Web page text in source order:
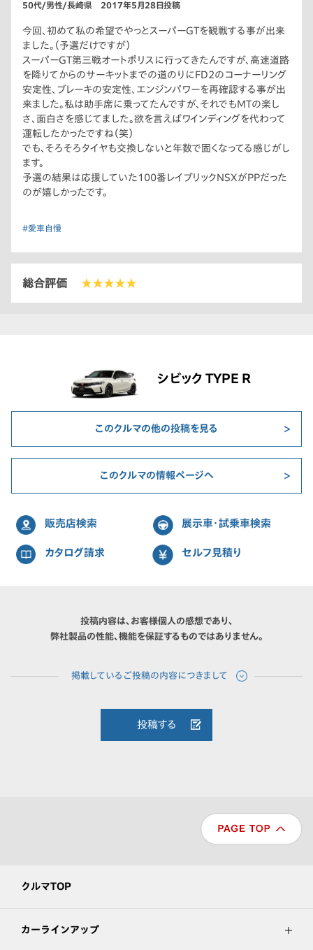
50代/男性/長崎県 2017年5月28日投稿
今回、初めて私の希望でやっとスーパーGTを観戦する事が出来
ました。（予選だけですが）
スーパーGT第三戦オートポリスに行ってきたんですが、高速道路
を降りてからのサーキットまでの道のりにFD2のコーナーリング
安定性、ブレーキの安定性、エンジンパワーを再確認する事が出
来ました。私は助手席に乗ってたんですが、それでもMTの楽し
さ、面白さを感じてました。欲を言えばワインディングを代わって
運転したかったですね（笑）
でも、そろそろタイヤも交換しないと年数で固くなってる感じがし
ます。
予選の結果は応援していた100番レイブリックNSXがPPだった
のが嬉しかったです。
#愛車自慢
総合評価 ★★★★★
シビック TYPE R
このクルマの他の投稿を見る
このクルマの情報ページへ
販売店検索 展示車・試乗車検索
カタログ請求 セルフ見積り
投稿内容は、お客様個人の感想であり、
弊社製品の性能、機能を保証するものではありません。
投稿する
クルマTOP
カーラインアップ